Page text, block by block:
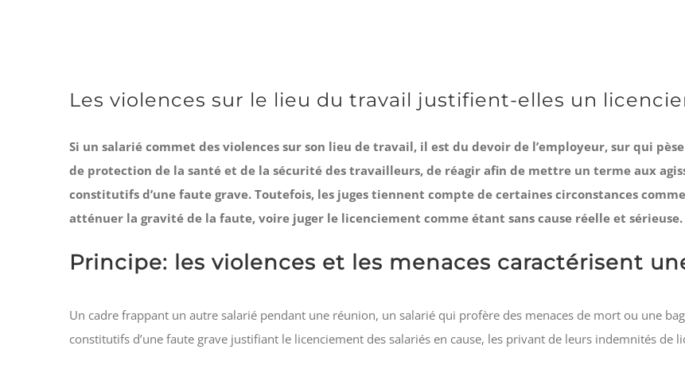
Les violences sur le lieu du travail justifient-elles un
Si un salarié commet des violences sur son lieu de travail, il est du devoir de l’employeur, sur qui
de protection de la santé et de la sécurité des travailleurs, de réagir afin de mettre un terme aux
constitutifs d’une faute grave. Toutefois, les juges tiennent compte de certaines circonstances
atténuer la gravité de la faute, voire juger le licenciement comme étant sans cause réelle et sérieuse.
Principe: les violences et les menaces caractérisent
Un cadre frappant un autre salarié pendant une réunion, un salarié qui profère des menaces de mort ou une
constitutifs d’une faute grave justifiant le licenciement des salariés en cause, les privant de leurs indemnités de